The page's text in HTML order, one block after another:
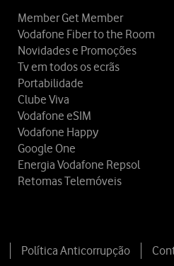
Member Get Member
Vodafone Fiber to the Room
Novidades e Promoções
Tv em todos os ecrãs
Portabilidade
Clube Viva
Vodafone eSIM
Vodafone Happy
Google One
Energia Vodafone Repsol
Retomas Telemóveis
Política Anticorrupção